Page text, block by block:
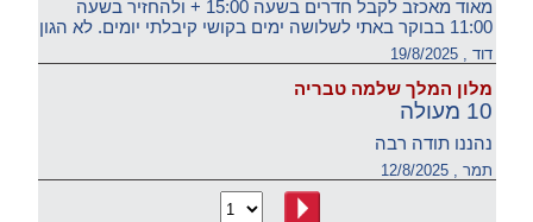
מאוד מאכזב לקבל חדרים בשעה 15:00 + ולהחזיר בשעה
11:00 בבוקר באתי לשלושה ימים בקושי קיבלתי יומים. לא הגון
דוד , 19/8/2025
מלון המלך שלמה טבריה
10 מעולה
נהננו תודה רבה
תמר , 12/8/2025